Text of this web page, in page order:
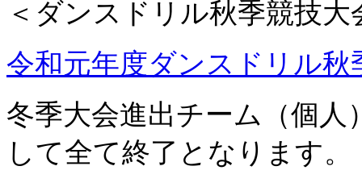
＜ダンスドリル秋季競技
令和元年度ダンスドリル秋
冬季大会進出チーム（個
して全て終了となります。